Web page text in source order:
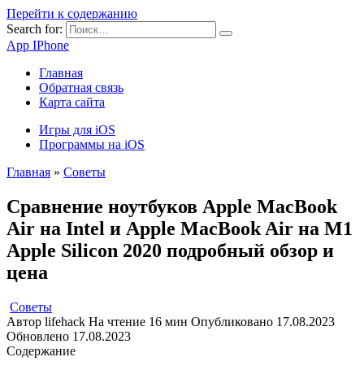
Перейти к содержанию
Search for:
App IPhone
Главная
Обратная связь
Карта сайта
Игры для iOS
Программы на iOS
Главная » Советы
Сравнение ноутбуков Apple MacBook
Air на Intel и Apple MacBook Air на M1
Apple Silicon 2020 подробный обзор и
цена
Советы
Автор lifehack На чтение 16 мин Опубликовано 17.08.2023
Обновлено 17.08.2023
Содержание